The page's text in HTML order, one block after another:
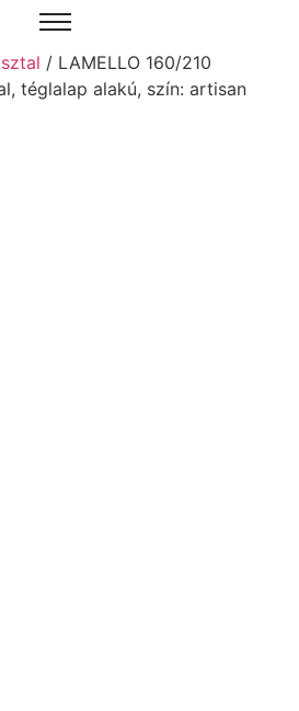
/ LAMELLO 160/210
téglalap alakú, szín: artisan